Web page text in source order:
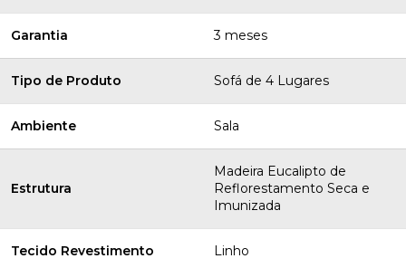
Garantia 3 meses
Tipo de Produto Sofá de 4 Lugares
Ambiente Sala
Estrutura
Madeira Eucalipto de
Reflorestamento Seca e
Imunizada
Tecido Revestimento Linho